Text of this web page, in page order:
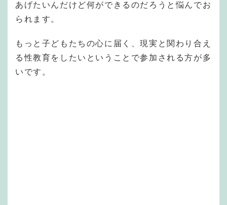
あげたいんだけど何ができるのだろうと悩んでお
られます。
もっと子どもたちの心に届く、現実と関わり合え
る性教育をしたいということで参加される方が多
いです。